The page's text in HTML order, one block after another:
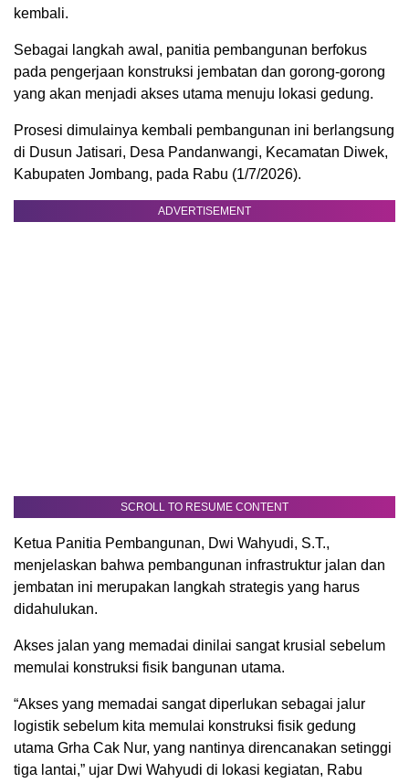
kembali.
Sebagai langkah awal, panitia pembangunan berfokus
pada pengerjaan konstruksi jembatan dan gorong-gorong
yang akan menjadi akses utama menuju lokasi gedung.
Prosesi dimulainya kembali pembangunan ini berlangsung
di Dusun Jatisari, Desa Pandanwangi, Kecamatan Diwek,
Kabupaten Jombang, pada Rabu (1/7/2026).
ADVERTISEMENT
SCROLL TO RESUME CONTENT
Ketua Panitia Pembangunan, Dwi Wahyudi, S.T.,
menjelaskan bahwa pembangunan infrastruktur jalan dan
jembatan ini merupakan langkah strategis yang harus
didahulukan.
Akses jalan yang memadai dinilai sangat krusial sebelum
memulai konstruksi fisik bangunan utama.
“Akses yang memadai sangat diperlukan sebagai jalur
logistik sebelum kita memulai konstruksi fisik gedung
utama Grha Cak Nur, yang nantinya direncanakan setinggi
tiga lantai,” ujar Dwi Wahyudi di lokasi kegiatan, Rabu